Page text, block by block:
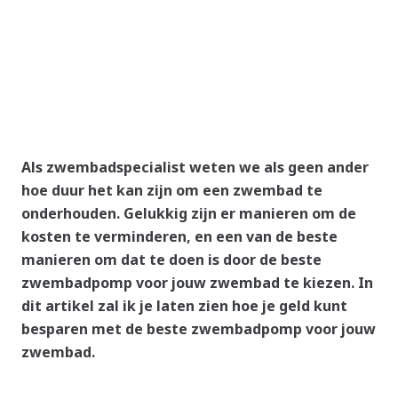
Als zwembadspecialist weten we als geen ander
hoe duur het kan zijn om een zwembad te
onderhouden. Gelukkig zijn er manieren om de
kosten te verminderen, en een van de beste
manieren om dat te doen is door de beste
zwembadpomp voor jouw zwembad te kiezen. In
dit artikel zal ik je laten zien hoe je geld kunt
besparen met de beste zwembadpomp voor jouw
zwembad.